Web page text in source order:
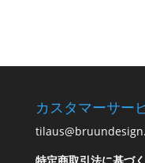
カスタマーサー